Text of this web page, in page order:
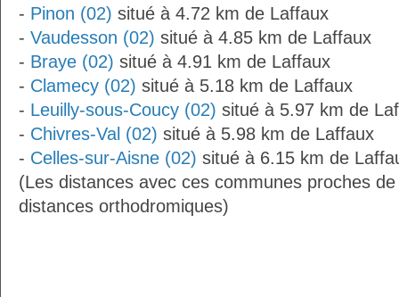
- Pinon (02) situé à 4.72 km de Laffaux
- Vaudesson (02) situé à 4.85 km de Laffaux
- Braye (02) situé à 4.91 km de Laffaux
- Clamecy (02) situé à 5.18 km de Laffaux
- Leuilly-sous-Coucy (02) situé à 5.97 km de
- Chivres-Val (02) situé à 5.98 km de Laffaux
- Celles-sur-Aisne (02) situé à 6.15 km de
(Les distances avec ces communes proches
distances orthodromiques)